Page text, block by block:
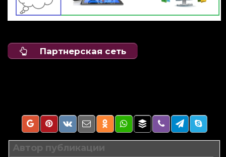
Партнерская сеть
Автор публикации